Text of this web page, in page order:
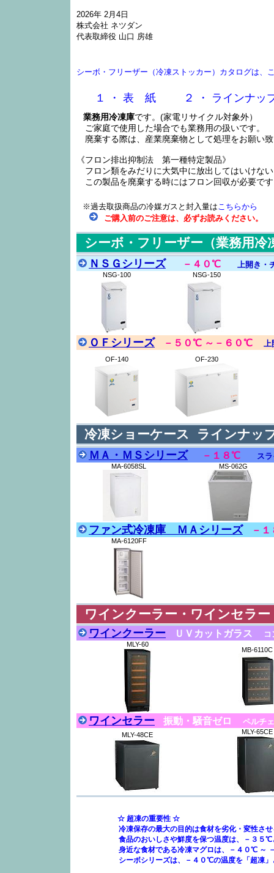
2026年 2月4日
株式会社 ネツダン
代表取締役 山口 房雄
シーボ・フリーザー（冷凍ストッカー）カタログは、
１ ・ 表 紙 ２ ・ ラインナッ
業務用冷凍庫です。(家電リサイクル対象外）
ご家庭で使用した場合でも業務用の扱いです。
廃棄する際は、産業廃棄物として処理をお願い
《フロン排出抑制法 第一種特定製品》
フロン類をみだりに大気中に放出してはいけな
この製品を廃棄する時にはフロン回収が必要です
※過去取扱商品の冷媒ガスと封入量はこちらから
ご購入前のご注意は、必ずお読みください。
シーボ・フリーザー（業務用
ＮＳＧシリーズ －４０℃ 上開き・
NSG-100 NSG-150
ＯＦシリーズ －５０℃ ～－６０℃ 上
OF-140 OF-230
冷凍ショーケース ラインナッ
ＭＡ・ＭＳシリーズ －１８℃ ス
MA-6058SL MS-062G
ファン式冷凍庫 ＭＡシリーズ －
MA-6120FF
ワインクーラー・ワインセラ
ワインクーラー ＵＶカットガラス
MLY-60
MB-6110C
ワインセラー 振動・騒音ゼロ ペルチ
MLY-48CE MLY-65CE
☆ 超凍の重要性 ☆
冷凍保存の最大の目的は食材を劣化・変性させる
食品のおいしさや鮮度を保つ温度は、－３５℃と
身近な食材である冷凍マグロは、－４０℃ ～ －６
シーボシリーズは、－４０℃の温度を「超凍」と